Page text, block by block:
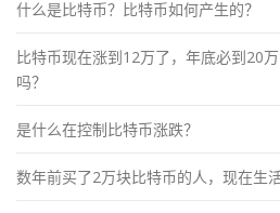
什么是比特币？比特币如何产生的？
比特币现在涨到12万了，年底必到20
吗？
是什么在控制比特币涨跌？
数年前买了2万块比特币的人，现在生